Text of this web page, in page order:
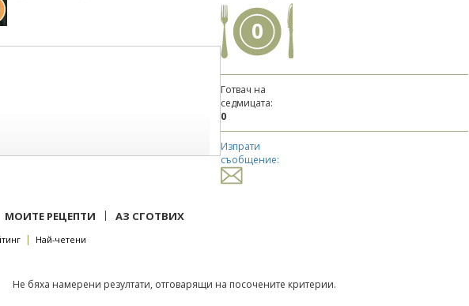
0
Готвач на
седмицата:
0
Изпрати
съобщение:
МОИТЕ РЕЦЕПТИ | АЗ СГОТВИХ
| Най-четени
Не бяха намерени резултати, отговарящи на посочените критерии.